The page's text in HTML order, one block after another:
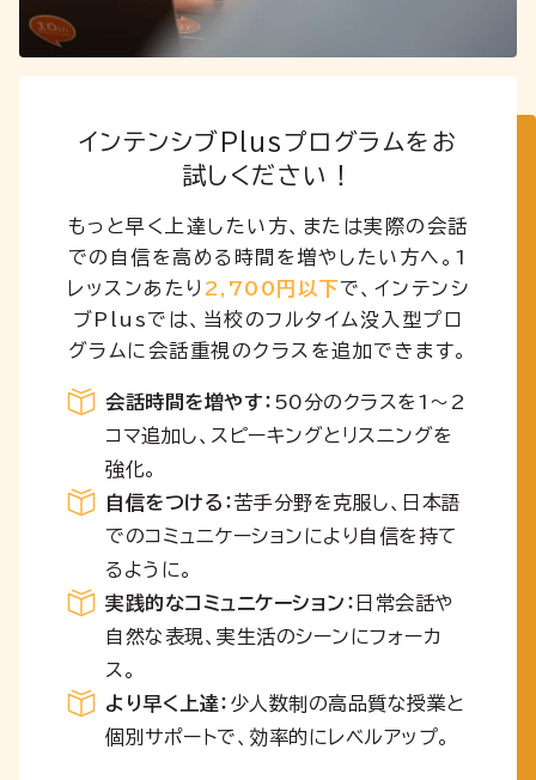
インテンシブPlusプログラムをお
試しください！
もっと早く上達したい方、または実際の会話
での自信を高める時間を増やしたい方へ。1
レッスンあたり 2,700円以下で、インテンシ
ブPlusでは、当校のフルタイム没入型プロ
グラムに会話重視のクラスを追加できます。
会話時間を増やす： 50分のクラスを1～2
コマ追加し、スピーキングとリスニングを
強化。
自信をつける：苦手分野を克服し、日本語
でのコミュニケーションにより自信を持て
るように。
実践的なコミュニケーション： 日常会話や
自然な表現、実生活のシーンにフォーカ
ス。
より早く上達： 少人数制の高品質な授業と
個別サポートで、効率的にレベルアップ。